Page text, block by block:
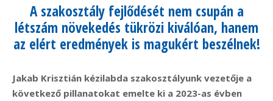
A szakosztály fejlődését nem csupán a
létszám növekedés tükrözi kiválóan, hanem
az elért eredmények is magukért beszélnek!
Jakab Krisztián kézilabda szakosztályunk vezetője a
következő pillanatokat emelte ki a 2023-as évben